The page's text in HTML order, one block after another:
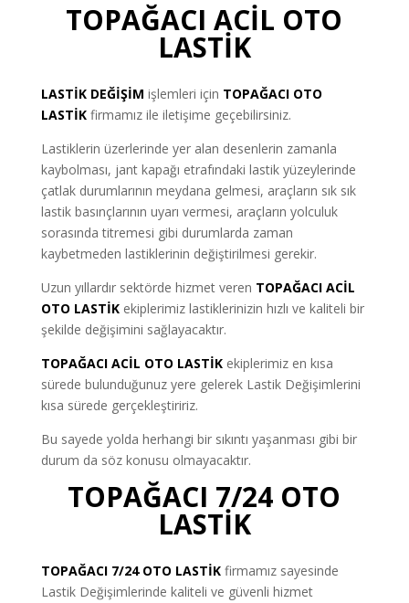
TOPAĞACI ACİL OTO
LASTİK
LASTİK DEĞİŞİM işlemleri için TOPAĞACI OTO
LASTİKfirmamız ile iletişime geçebilirsiniz.
Lastiklerin üzerlerinde yer alan desenlerin zamanla
kaybolması, jant kapağı etrafındaki lastik yüzeylerinde
çatlak durumlarının meydana gelmesi, araçların sık sık
lastik basınçlarının uyarı vermesi, araçların yolculuk
sorasında titremesi gibi durumlarda zaman
kaybetmeden lastiklerinin değiştirilmesi gerekir.
Uzun yıllardır sektörde hizmet veren TOPAĞACI ACİL
OTO LASTİKekiplerimiz lastiklerinizin hızlı ve kaliteli bir
şekilde değişimini sağlayacaktır.
TOPAĞACI ACİL OTO LASTİKekiplerimiz en kısa
sürede bulunduğunuz yere gelerek Lastik Değişimlerini
kısa sürede gerçekleştiririz.
Bu sayede yolda herhangi bir sıkıntı yaşanması gibi bir
durum da söz konusu olmayacaktır.
TOPAĞACI 7/24 OTO
LASTİK
TOPAĞACI 7/24 OTO LASTİKfirmamız sayesinde
Lastik Değişimlerinde kaliteli ve güvenli hizmet